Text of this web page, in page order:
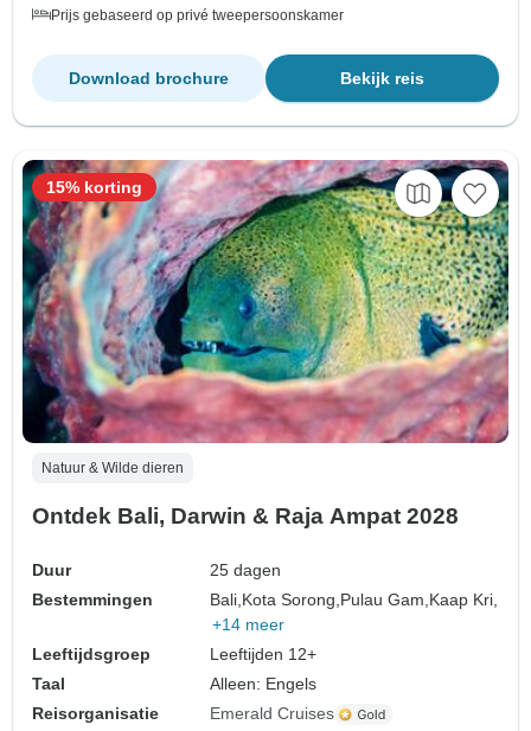
Prijs gebaseerd op privé tweepersoonskamer
Bekijk reis
Download brochure
Natuur & Wilde dieren
Ontdek Bali, Darwin & Raja Ampat 2028
Duur
25 dagen
Bestemmingen
Bali,Kota Sorong,Pulau Gam,Kaap Kri,
+14 meer
Leeftijdsgroep
Leeftijden 12+
Taal
Alleen: Engels
Reisorganisatie
Emerald Cruises
15% korting